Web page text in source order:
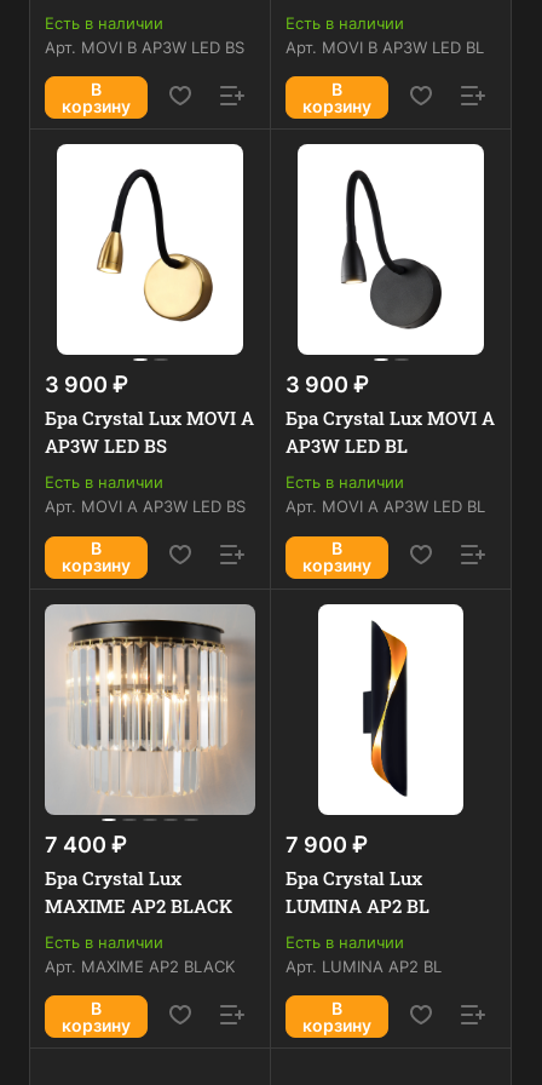
Есть в наличии
Арт. MOVI B AP3W LED BS
В
корзину
Есть в наличии
Арт. MOVI B AP3W LED BL
В
корзину
3 900 ₽
Бра Crystal Lux MOVI A
AP3W LED BS
Есть в наличии
Арт. MOVI A AP3W LED BS
В
корзину
3 900 ₽
Бра Crystal Lux MOVI A
AP3W LED BL
Есть в наличии
Арт. MOVI A AP3W LED BL
В
корзину
7 400 ₽
Бра Crystal Lux
MAXIME AP2 BLACK
Есть в наличии
Арт. MAXIME AP2 BLACK
В
корзину
7 900 ₽
Бра Crystal Lux
LUMINA AP2 BL
Есть в наличии
Арт. LUMINA AP2 BL
В
корзину